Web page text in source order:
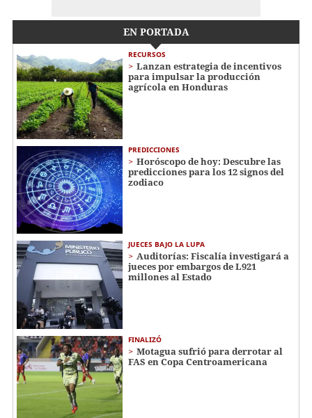
EN PORTADA
RECURSOS
Lanzan estrategia de incentivos
para impulsar la producción
agrícola en Honduras
PREDICCIONES
Horóscopo de hoy: Descubre las
predicciones para los 12 signos del
zodiaco
JUECES BAJO LA LUPA
Auditorías: Fiscalía investigará a
jueces por embargos de L921
millones al Estado
FINALIZÓ
Motagua sufrió para derrotar al
FAS en Copa Centroamericana